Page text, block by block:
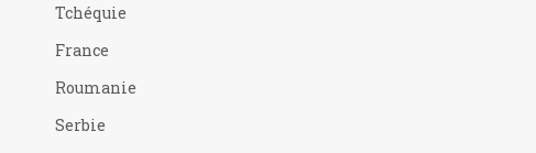
Tchéquie
France
Roumanie
Serbie